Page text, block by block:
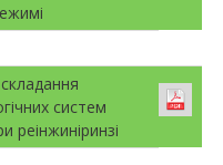
систем
реінжиніринзі